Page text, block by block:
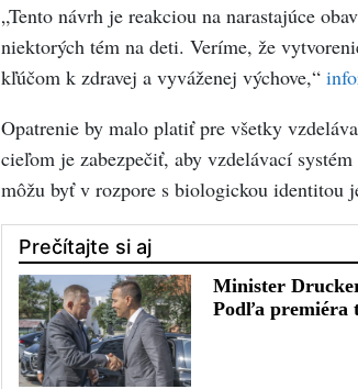
„Tento návrh je reakciou na narastajúce
niektorých tém na deti. Veríme, že
kľúčom k zdravej a vyváženej výchove,“
Opatrenie by malo platiť pre všetky
cieľom je zabezpečiť, aby vzdelávací
môžu byť v rozpore s biologickou identitou